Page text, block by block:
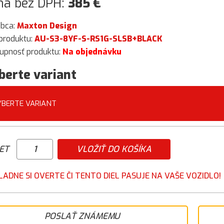
Maxton Design
AU-S3-8YF-S-RS1G-SLSB+BLACK
produktu: Na objednávku
variant
VARIANT
VLOŽIŤ DO KOŠÍKA
SI OVERTE ČI TENTO DIEL PASUJE NA VAŠE VOZIDLO!
POSLAŤ ZNÁMEMU